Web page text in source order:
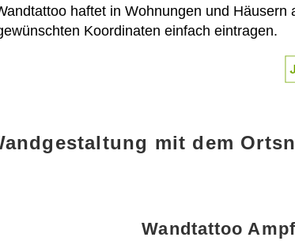
haftet in Wohnungen und
Koordinaten einfach eintragen.
mit dem
Wandtattoo